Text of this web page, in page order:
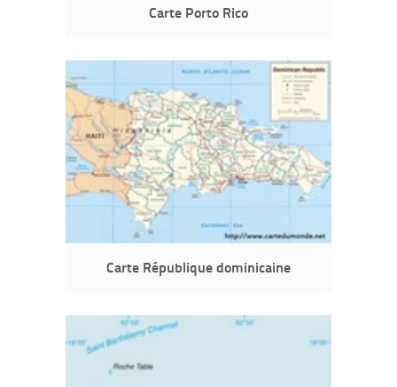
Carte Porto Rico
Carte République dominicaine